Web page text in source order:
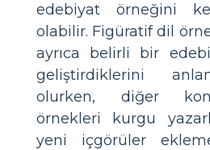
edebiyat örneğini
olabilir. Figüratif dil
ayrıca belirli bir
geliştirdiklerini
olurken, diğer
örnekleri kurgu
yeni içgörüler